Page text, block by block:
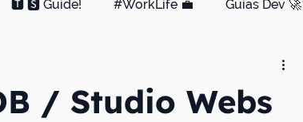
🆃 🆂 Guide! #WorkLife 💼 Guías Dev 🚀
/ Studio Webs